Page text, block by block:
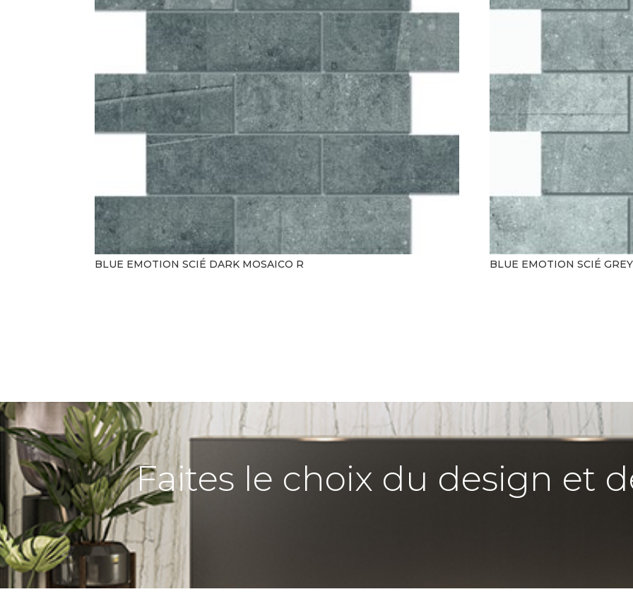
BLUE EMOTION SCIÉ DARK MOSAICO R BLUE EMOTION SCIÉ
Faites le choix du design et